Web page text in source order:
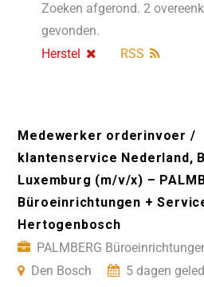
Zoeken afgerond. 2
gevonden.
Herstel
RSS
Medewerker orderinvoer /
klantenservice Nederland,
Luxemburg (m/v/x) –
Büroeinrichtungen +
Hertogenbosch
PALMBERG
Den Bosch
5 dagen